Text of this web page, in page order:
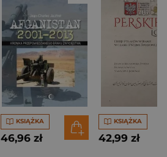
KSIĄŻKA
46,96 zł
KSIĄŻKA
42,99 zł